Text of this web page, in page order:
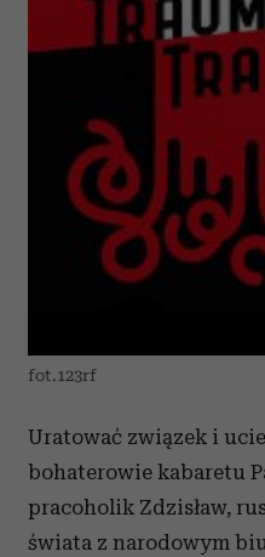
fot.123rf
Uratować związek i
bohaterowie kabaretu
pracoholik Zdzisław,
świata z narodowym